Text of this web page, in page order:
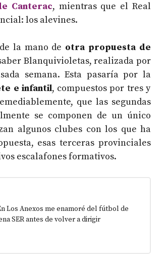
Canterac, mientras que el Real
los alevines.
la mano de otra propuesta de
Blanquivioletas, realizada por
semana. Esta pasaría por la
e infantil, compuestos por tres y
que las segundas
se componen de un único
algunos clubes con los que ha
esas terceras provinciales
escalafones formativos.
Los Anexos me enamoré del fútbol de
SER antes de volver a dirigir